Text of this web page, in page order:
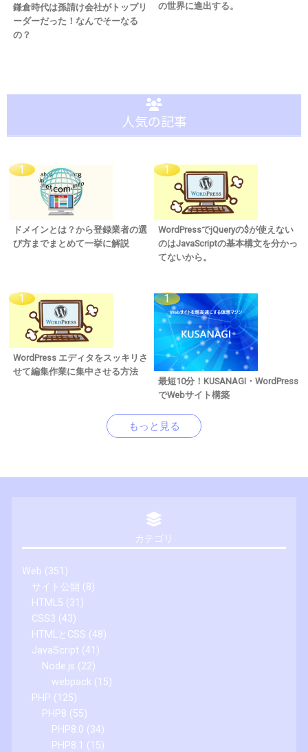
鎌倉時代は孫請け会社がトップリ
ーダーだった！なんでそーなる
の？
の世界に進出する。
人気の記事
ドメインとは？から登録業者の選
び方までまとめて一挙に解説
WordPressでjQueryの$が使えない
のはJavaScriptの基本構文を分かっ
てないから。
WordPress エディタをスッキリさ
せて編集作業に集中させる方法
最短10分！KUSANAGI・WordPress
でWebサイト構築
もっと見る
カテゴリ
Web (351)
サイト公開
(8)
HTML5 (31)
CSS3 (43)
HTMLとCSS (48)
JavaScript (41)
Node.js (22)
webpack (15)
PHP (125)
PHP8 (55)
PHP8.0 (34)
PHP8.1 (15)